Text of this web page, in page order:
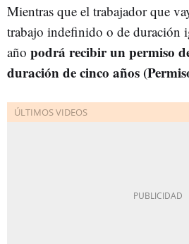
Mientras que el trabajador que
trabajo indefinido o de duración
año podrá recibir un permiso
duración de cinco años